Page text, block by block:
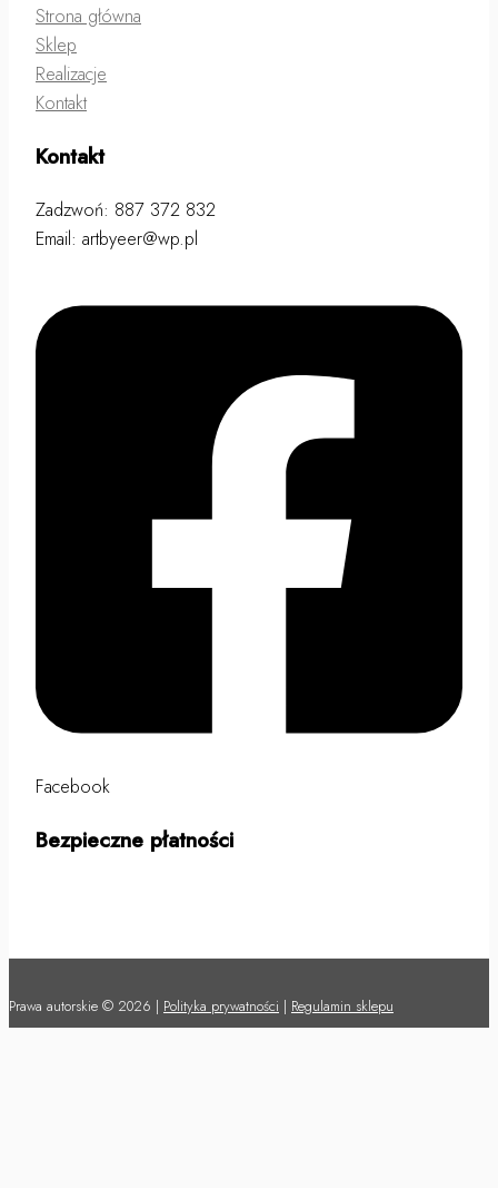
Strona główna
Sklep
Realizacje
Kontakt
Kontakt
Zadzwoń: 887 372 832
Email: artbyeer@wp.pl
Facebook
Bezpieczne płatności
Prawa autorskie © 2026 | Polityka prywatności | Regulamin sklepu